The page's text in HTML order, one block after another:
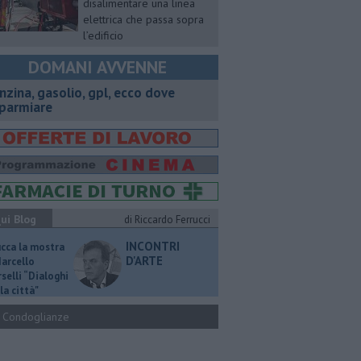
disalimentare una linea
elettrica che passa sopra
l’edificio
DOMANI AVVENNE
gasolio, gpl, ecco dove
Blog
di Riccardo Ferrucci
la mostra
“Dialoghi
città"
INCONTRI
D'ARTE
Condoglianze